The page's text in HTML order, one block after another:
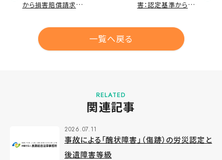
から損害賠償請求ま
一覧へ戻る
害：認定基準から損
RELATED
関連記事
2026.07.11
事故による「醜状障害」（傷跡）の労災認定と
後遺障害等級